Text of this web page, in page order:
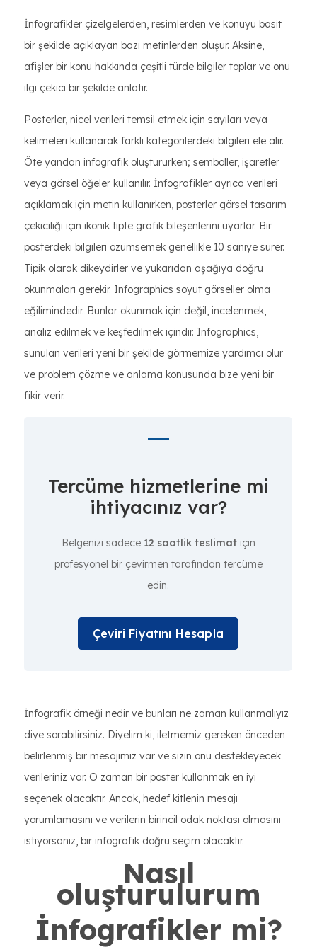
İnfografikler çizelgelerden, resimlerden ve konuyu basit
bir şekilde açıklayan bazı metinlerden oluşur. Aksine,
afişler bir konu hakkında çeşitli türde bilgiler toplar ve onu
ilgi çekici bir şekilde anlatır.
Posterler, nicel verileri temsil etmek için sayıları veya
kelimeleri kullanarak farklı kategorilerdeki bilgileri ele alır.
Öte yandan infografik oluştururken; semboller, işaretler
veya görsel öğeler kullanılır. İnfografikler ayrıca verileri
açıklamak için metin kullanırken, posterler görsel tasarım
çekiciliği için ikonik tipte grafik bileşenlerini uyarlar. Bir
posterdeki bilgileri özümsemek genellikle 10 saniye sürer.
Tipik olarak dikeydirler ve yukarıdan aşağıya doğru
okunmaları gerekir. Infographics soyut görseller olma
eğilimindedir. Bunlar okunmak için değil, incelenmek,
analiz edilmek ve keşfedilmek içindir. Infographics,
sunulan verileri yeni bir şekilde görmemize yardımcı olur
ve problem çözme ve anlama konusunda bize yeni bir
fikir verir.
Tercüme hizmetlerine mi
ihtiyacınız var?
Belgenizi sadece 12 saatlik teslimatiçin
profesyonel bir çevirmen tarafından tercüme
edin.
Çeviri Fiyatını Hesapla
İnfografik örneği nedir ve bunları ne zaman kullanmalıyız
diye sorabilirsiniz. Diyelim ki, iletmemiz gereken önceden
belirlenmiş bir mesajımız var ve sizin onu destekleyecek
verileriniz var. O zaman bir poster kullanmak en iyi
seçenek olacaktır. Ancak, hedef kitlenin mesajı
yorumlamasını ve verilerin birincil odak noktası olmasını
istiyorsanız, bir infografik doğru seçim olacaktır.
Nasıl
oluşturulurum
İnfografikler mi?